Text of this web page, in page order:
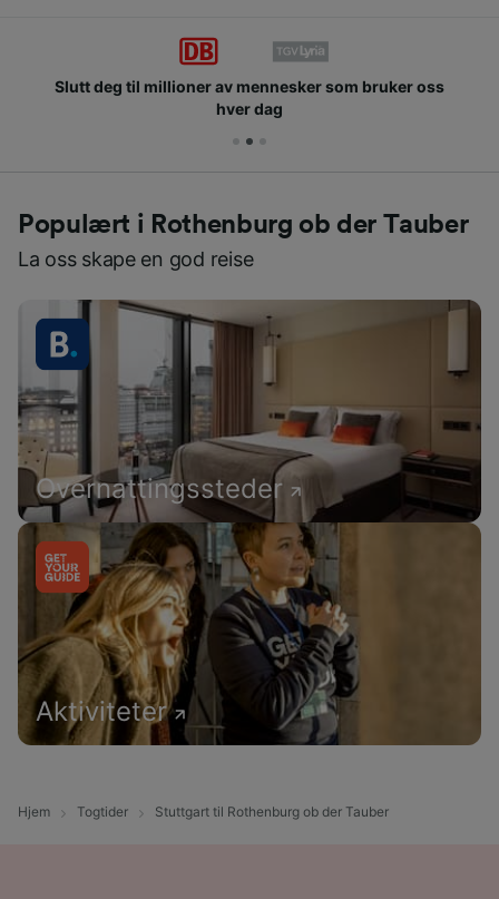
Slutt deg til millioner av mennesker som bruker oss
hver dag
Populært i Rothenburg ob der Tauber
La oss skape en god reise
Overnattingssteder
Aktiviteter
Hjem Togtider Stuttgart til Rothenburg ob der Tauber